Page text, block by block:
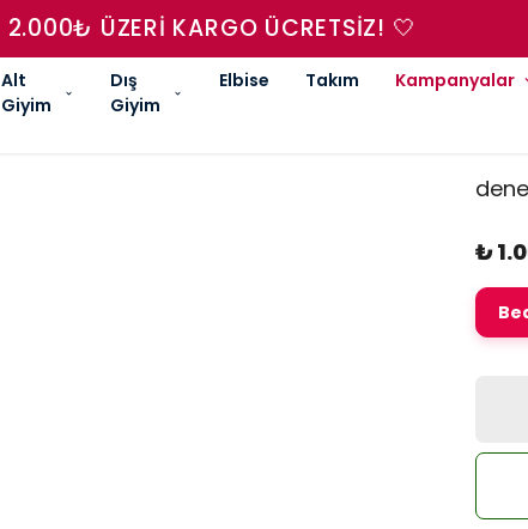
2.000₺ ÜZERI KARGO ÜCRETSIZ! 🤍
Alt
Giyim
Dış
Giyim
Elbise Takım Kampanyalar
₺